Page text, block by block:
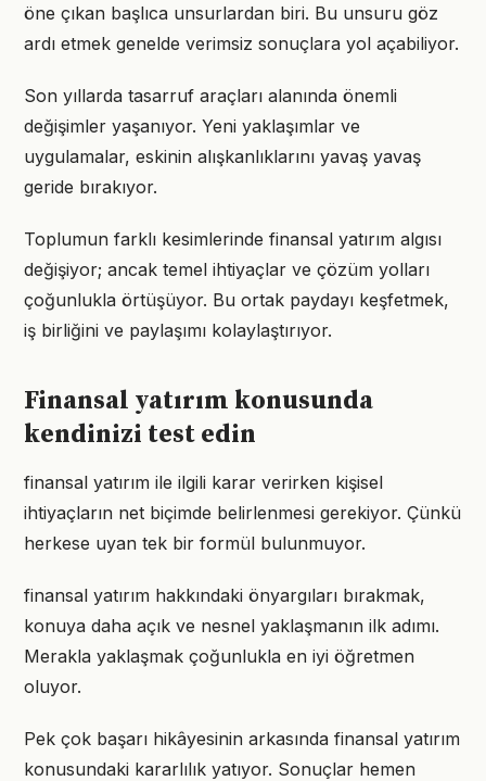
öne çıkan başlıca unsurlardan biri. Bu unsuru göz
ardı etmek genelde verimsiz sonuçlara yol açabiliyor.
Son yıllarda tasarruf araçları alanında önemli
değişimler yaşanıyor. Yeni yaklaşımlar ve
uygulamalar, eskinin alışkanlıklarını yavaş yavaş
geride bırakıyor.
Toplumun farklı kesimlerinde finansal yatırım algısı
değişiyor; ancak temel ihtiyaçlar ve çözüm yolları
çoğunlukla örtüşüyor. Bu ortak paydayı keşfetmek,
iş birliğini ve paylaşımı kolaylaştırıyor.
Finansal yatırım konusunda
kendinizi test edin
finansal yatırım ile ilgili karar verirken kişisel
ihtiyaçların net biçimde belirlenmesi gerekiyor. Çünkü
herkese uyan tek bir formül bulunmuyor.
finansal yatırım hakkındaki önyargıları bırakmak,
konuya daha açık ve nesnel yaklaşmanın ilk adımı.
Merakla yaklaşmak çoğunlukla en iyi öğretmen
oluyor.
Pek çok başarı hikâyesinin arkasında finansal yatırım
konusundaki kararlılık yatıyor. Sonuçlar hemen